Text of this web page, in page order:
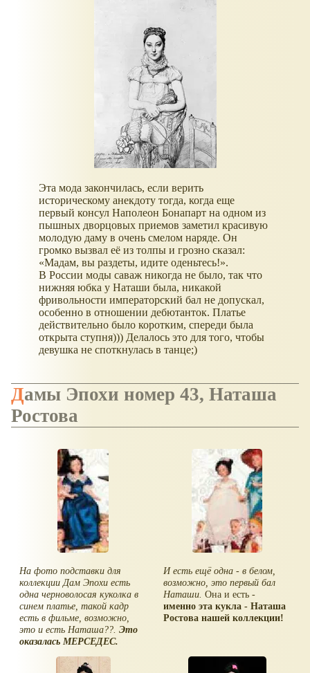
Эта мода закончилась, если верить
историческому анекдоту тогда, когда еще
первый консул Наполеон Бонапарт на одном из
пышных дворцовых приемов заметил красивую
молодую даму в очень смелом наряде. Он
громко вызвал её из толпы и грозно сказал:
«Мадам, вы раздеты, идите оденьтесь!».
В России моды саваж никогда не было, так что
нижняя юбка у Наташи была, никакой
фривольности императорский бал не допускал,
особенно в отношении дебютанток. Платье
действительно было коротким, спереди была
открыта ступня))) Делалось это для того, чтобы
девушка не споткнулась в танце;)
Дамы Эпохи номер 43, Наташа
Ростова
На фото подставки для
коллекции Дам Эпохи есть
одна черноволосая куколка в
синем платье, такой кадр
есть в фильме, возможно,
это и есть Наташа??.Это
оказалась МЕРСЕДЕС.
И есть ещё одна - в белом,
возможно, это первый бал
Наташи. Она и есть -
именно эта кукла - Наташа
Ростова нашей коллекции!